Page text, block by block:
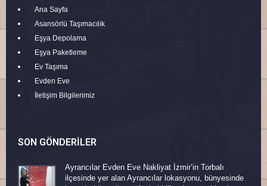
Ana Sayfa
Asansörlü Taşımacılık
Eşya Depolama
Eşya Paketleme
Ev Taşıma
Evden Eve
İletişim Bilgilerimiz
SON GÖNDERILER
Ayrancılar Evden Eve Nakliyat İzmir’in Torbalı
ilçesinde yer alan Ayrancılar lokasyonu, bünyesinde